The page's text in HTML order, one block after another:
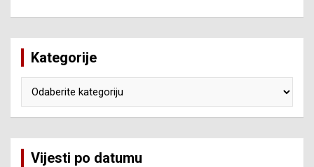
Kategorije
Vijesti po datumu